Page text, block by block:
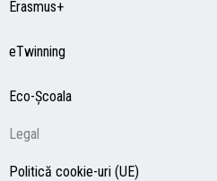
Erasmus+
eTwinning
Eco-Şcoala
Legal
Politică cookie-uri (UE)